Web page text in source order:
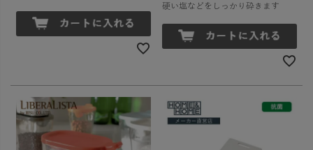
硬い塩などをしっかり砕きます